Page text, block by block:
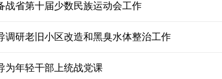
战省第十届少数民族运动会工作
调研老旧小区改造和黑臭水体整治工作
为年轻干部上统战党课